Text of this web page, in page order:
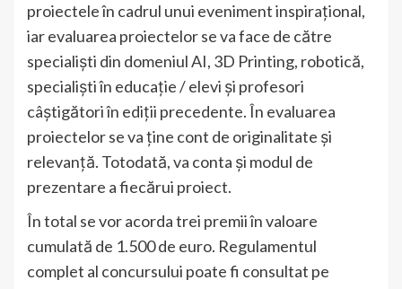
proiectele în cadrul unui eveniment inspirațional,
iar evaluarea proiectelor se va face de către
specialiști din domeniul AI, 3D Printing, robotică,
specialiști în educație / elevi și profesori
câștigători în ediții precedente. În evaluarea
proiectelor se va ține cont de originalitate și
relevanță. Totodată, va conta și modul de
prezentare a fiecărui proiect.
În total se vor acorda trei premii în valoare
cumulată de 1.500 de euro. Regulamentul
complet al concursului poate fi consultat pe